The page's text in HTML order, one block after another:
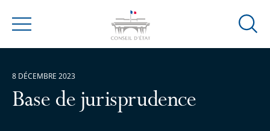
Menu
Ouvrir
Base de jurisprudence
8 DÉCEMBRE 2023